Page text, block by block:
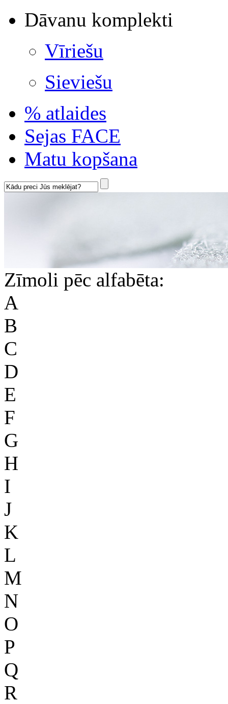
Dāvanu komplekti
Vīriešu
Sieviešu
% atlaides
Sejas FACE
Matu kopšana
Zīmoli pēc alfabēta:
A
B
C
D
E
F
G
H
I
J
K
L
M
N
O
P
Q
R